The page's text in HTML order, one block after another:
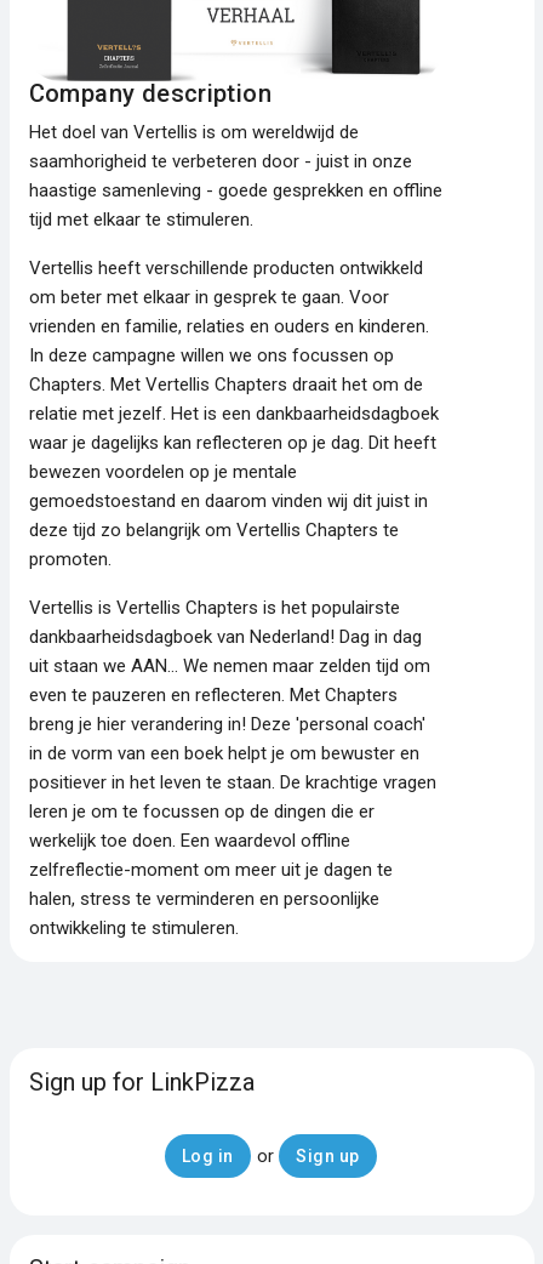
Company description
Het doel van Vertellis is om wereldwijd de
saamhorigheid te verbeteren door - juist in onze
haastige samenleving - goede gesprekken en offline
tijd met elkaar te stimuleren.
Vertellis heeft verschillende producten ontwikkeld
om beter met elkaar in gesprek te gaan. Voor
vrienden en familie, relaties en ouders en kinderen.
In deze campagne willen we ons focussen op
Chapters. Met Vertellis Chapters draait het om de
relatie met jezelf. Het is een dankbaarheidsdagboek
waar je dagelijks kan reflecteren op je dag. Dit heeft
bewezen voordelen op je mentale
gemoedstoestand en daarom vinden wij dit juist in
deze tijd zo belangrijk om Vertellis Chapters te
promoten.
Vertellis is Vertellis Chapters is het populairste
dankbaarheidsdagboek van Nederland! Dag in dag
uit staan we AAN... We nemen maar zelden tijd om
even te pauzeren en reflecteren. Met Chapters
breng je hier verandering in! Deze 'personal coach'
in de vorm van een boek helpt je om bewuster en
positiever in het leven te staan. De krachtige vragen
leren je om te focussen op de dingen die er
werkelijk toe doen. Een waardevol offline
zelfreflectie-moment om meer uit je dagen te
halen, stress te verminderen en persoonlijke
ontwikkeling te stimuleren.
Sign up for LinkPizza
Log in or Sign up